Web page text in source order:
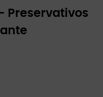
Preservativos